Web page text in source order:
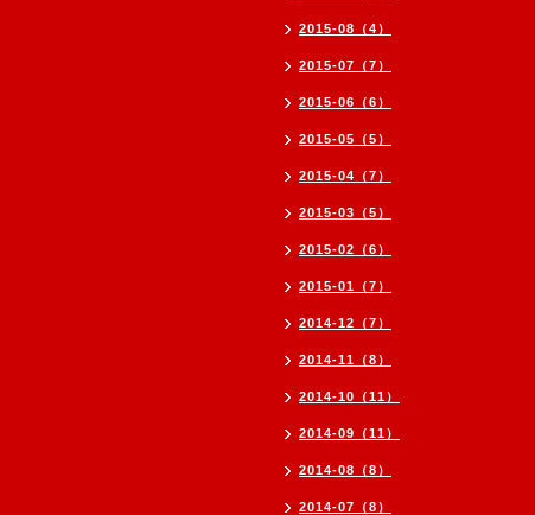
2015-08（4）
2015-07（7）
2015-06（6）
2015-05（5）
2015-04（7）
2015-03（5）
2015-02（6）
2015-01（7）
2014-12（7）
2014-11（8）
2014-10（11）
2014-09（11）
2014-08（8）
2014-07（8）